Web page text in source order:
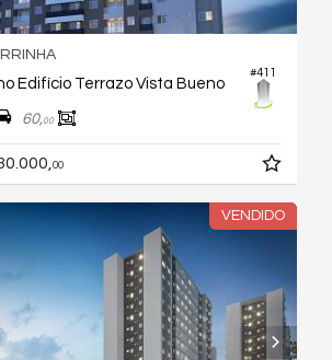
#411
Edifício Terrazo Vista Bueno
60,00
00
VENDIDO